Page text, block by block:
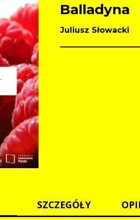
Balladyna
Juliusz Słowacki
SZCZEGÓŁY